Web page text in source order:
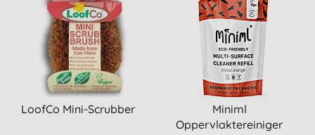
LoofCo Mini-Scrubber
Miniml
Oppervlaktereiniger